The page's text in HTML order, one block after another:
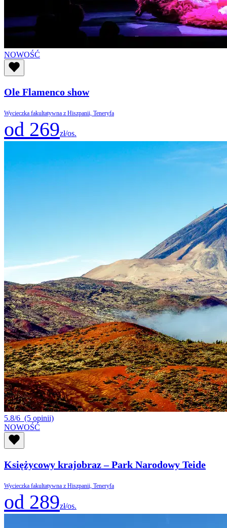
NOWOŚĆ
Ole Flamenco show
Wycieczka fakultatywna z Hiszpanii, Teneryfa
od 269zł/os.
5.8/6 (5 opinii)
NOWOŚĆ
Księżycowy krajobraz – Park Narodowy Teide
Wycieczka fakultatywna z Hiszpanii, Teneryfa
od 289zł/os.